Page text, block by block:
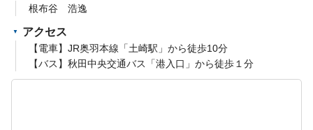
根布谷 浩逸
アクセス
【電車】JR奥羽本線「土崎駅」から徒歩10分
【バス】秋田中央交通バス「港入口」から徒歩１分